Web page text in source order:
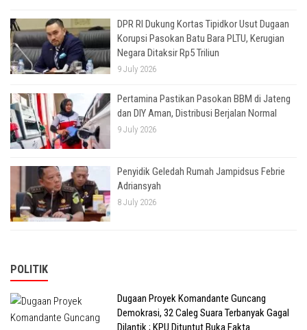
DPR RI Dukung Kortas Tipidkor Usut Dugaan
Korupsi Pasokan Batu Bara PLTU, Kerugian
Negara Ditaksir Rp5 Triliun
9 July 2026
Pertamina Pastikan Pasokan BBM di Jateng
dan DIY Aman, Distribusi Berjalan Normal
9 July 2026
Penyidik Geledah Rumah Jampidsus Febrie
Adriansyah
8 July 2026
POLITIK
Dugaan Proyek Komandante Guncang
Demokrasi, 32 Caleg Suara Terbanyak Gagal
Dilantik ; KPU Dituntut Buka Fakta